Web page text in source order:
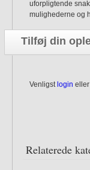
uforpligtende
mulighederne og
Tilføj din
Venligst login eller
Relaterede